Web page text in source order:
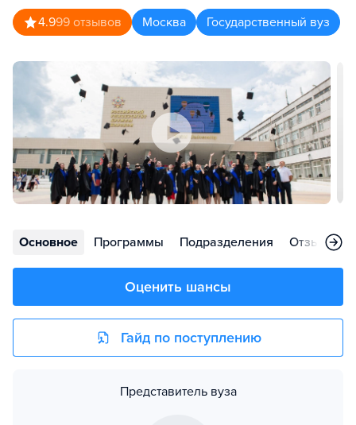
4.999 отзывов Москва Государственный вуз
Основное Программы Подразделения Отзывы
Оценить шансы
Гайд по поступлению
Представитель вуза